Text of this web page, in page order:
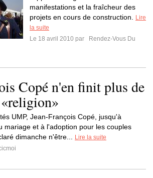
manifestations et la fraîcheur des
projets en cours de construction.
Lire
la suite
Le 18 avril 2010 par
Rendez-Vous Du
Copé n'en finit plus de
UMP, Jean-François Copé, jusqu'à
mariage et à l'adoption pour les couples
dimanche n'être...
Lire la suite